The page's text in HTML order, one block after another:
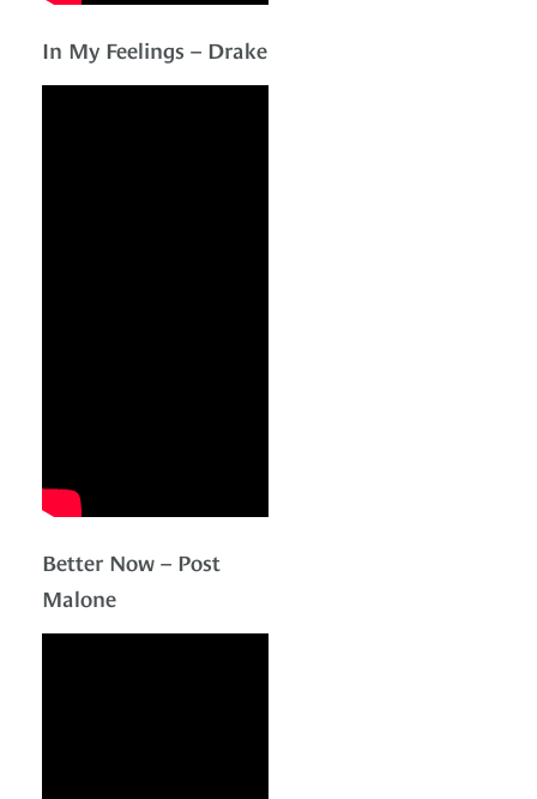
In My Feelings – Drake
Better Now – Post
Malone